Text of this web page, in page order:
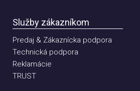
Služby zákazníkom
Predaj & Zákaznícka podpora
Technická podpora
Reklamácie
TRUST